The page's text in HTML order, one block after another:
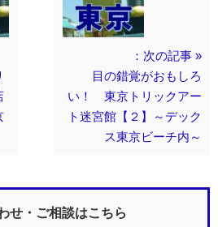
：次の記事 »
目の錯覚がおもしろ
い！ 東京トリックアー
ト迷宮館【２】～デック
ス東京ビーチ内～
せ・ご相談はこちら